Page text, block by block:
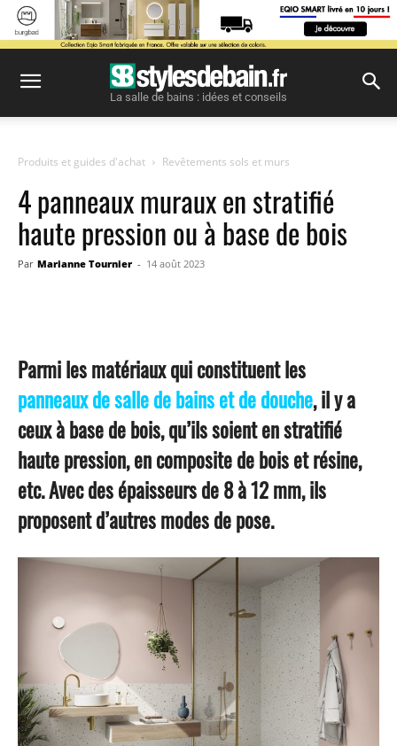
La salle de bains : idées et conseils
Produits et guides d'achat Revêtements sols et murs
4 panneaux muraux en stratifié
haute pression ou à base de bois
Par Marianne Tournier - 14 août 2023
Parmi les matériaux qui constituent les
panneaux de salle de bains et de douche, il y a
ceux à base de bois, qu’ils soient en stratifié
haute pression, en composite de bois et résine,
etc. Avec des épaisseurs de 8 à 12 mm, ils
proposent d’autres modes de pose.